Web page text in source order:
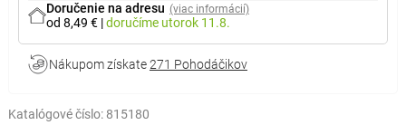
Doručenie na adresu (viac informácií)
od 8,49 € |doručíme utorok 11.8.
Nákupom získate271 Pohodáčikov
Katalógové číslo: 815180